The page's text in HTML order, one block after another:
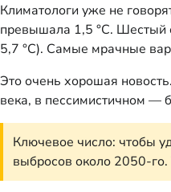
Климатологи уже не
превышала 1,5 °C. Шестый
5,7 °C). Самые мрачные
Это очень хорошая
века, в пессимистичном —
Ключевое число: чтобы
выбросов около 2050-го.